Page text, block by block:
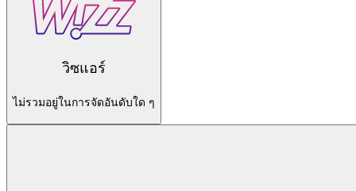
วิซแอร์
ไม่รวมอยู่ในการจัดอันดับใด ๆ